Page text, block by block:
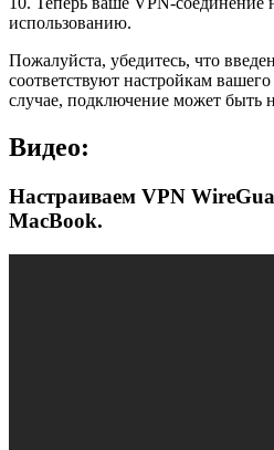
использованию.
Пожалуйста, убедитесь, что
соответствуют настройкам
случае, подключение может быть
Видео:
Настраиваем VPN
MacBook.